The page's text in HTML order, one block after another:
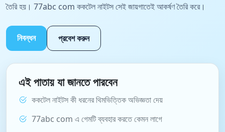
তৈরি হয়। 77abc com ককটেল নাইটস সেই জায়গাতেই আকর্ষণ তৈরি করে।
নিবন্ধন প্রবেশ করুন
এই পাতায় যা জানতে পারবেন
ককটেল নাইটস কী ধরনের থিমভিত্তিক অভিজ্ঞতা দেয়
77abc com এ গেমটি ব্যবহার করতে কেমন লাগে